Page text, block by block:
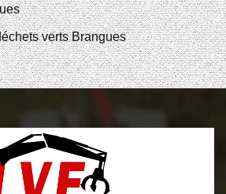
verts Brangues